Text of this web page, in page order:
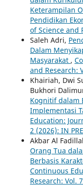
Keterampilan
Pendidikan
of Science and
Saleh Adri,
Dalam
Masyarakat ,
and Research:
Khairiah, Dwi
Bukhori
Kognitif dalam
Implementasi
Education:
2 (2026): IN
Akbar Al
Orang Tua
Berbasis
Continuous
Research: Vol.